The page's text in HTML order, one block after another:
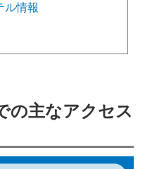
ル情報
の主なアクセス